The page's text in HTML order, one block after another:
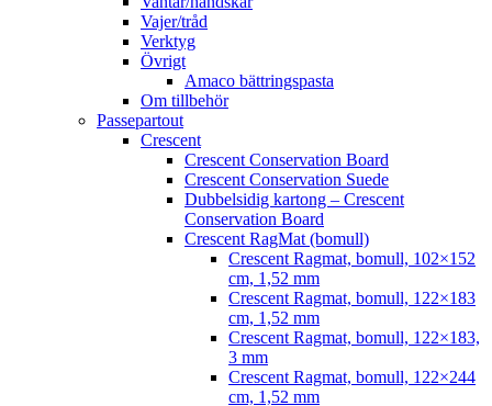
Vajer/tråd
Verktyg
Övrigt
Amaco bättringspasta
Om tillbehör
Passepartout
Crescent
Crescent Conservation Board
Crescent Conservation Suede
Dubbelsidig kartong – Crescent
Conservation Board
Crescent RagMat (bomull)
Crescent Ragmat, bomull, 102×152
cm, 1,52 mm
Crescent Ragmat, bomull, 122×183
cm, 1,52 mm
Crescent Ragmat, bomull, 122×183,
3 mm
Crescent Ragmat, bomull, 122×244
cm, 1,52 mm